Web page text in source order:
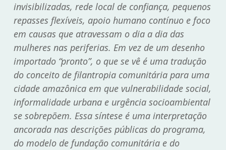
invisibilizadas, rede local de confiança, pequenos
repasses flexíveis, apoio humano contínuo e foco
em causas que atravessam o dia a dia das
mulheres nas periferias. Em vez de um desenho
importado “pronto”, o que se vê é uma tradução
do conceito de filantropia comunitária para uma
cidade amazônica em que vulnerabilidade social,
informalidade urbana e urgência socioambiental
se sobrepõem. Essa síntese é uma interpretação
ancorada nas descrições públicas do programa,
do modelo de fundação comunitária e do